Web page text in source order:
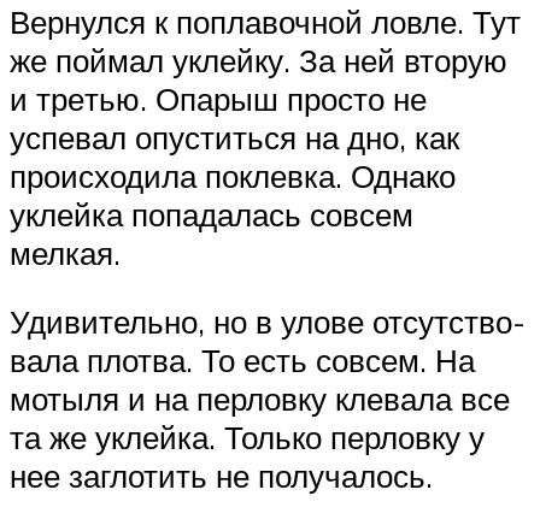
Вернулся к поплавочной ловле. Тут
же поймал уклейку. За ней вторую
и тре­тью. Опарыш просто не
успевал опустить­ся на дно, как
происходила поклевка. Од­нако
уклейка попадалась совсем
мелкая.
Удивительно, но в улове отсутство­
вала плотва. То есть совсем. На
мотыля и на перловку клевала все
та же уклейка. Только перловку у
нее заглотить не полу­чалось.